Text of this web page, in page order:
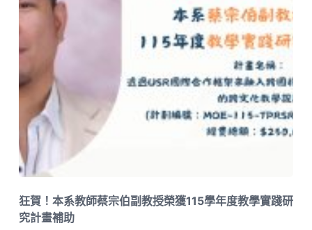
狂賀！本系教師蔡宗伯副教授榮獲115學年度教學實踐研
究計畫補助